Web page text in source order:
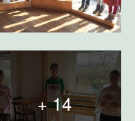
+ 14